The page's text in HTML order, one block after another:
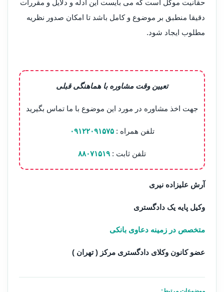
حقانیت موکل است که می بایست این ادله و دلایل و مقررات
دقیقا منطبق بر موضوع و کامل باشد تا امکان صدور نظریه
مطلوب ایجاد شود.
تعیین وقت مشاوره با هماهنگی قبلی
جهت اخذ مشاوره در مورد این موضوع با ما تماس بگیرید
تلفن همراه :۰۹۱۲۲۰۹۱۵۷۵
تلفن ثابت : ۸۸۰۷۱۵۱۹
آرش علیزاده نیری
وکیل پایه یک دادگستری
متخصص در زمینه دعاوی بانکی
عضو کانون وکلای دادگستری مرکز ( تهران )